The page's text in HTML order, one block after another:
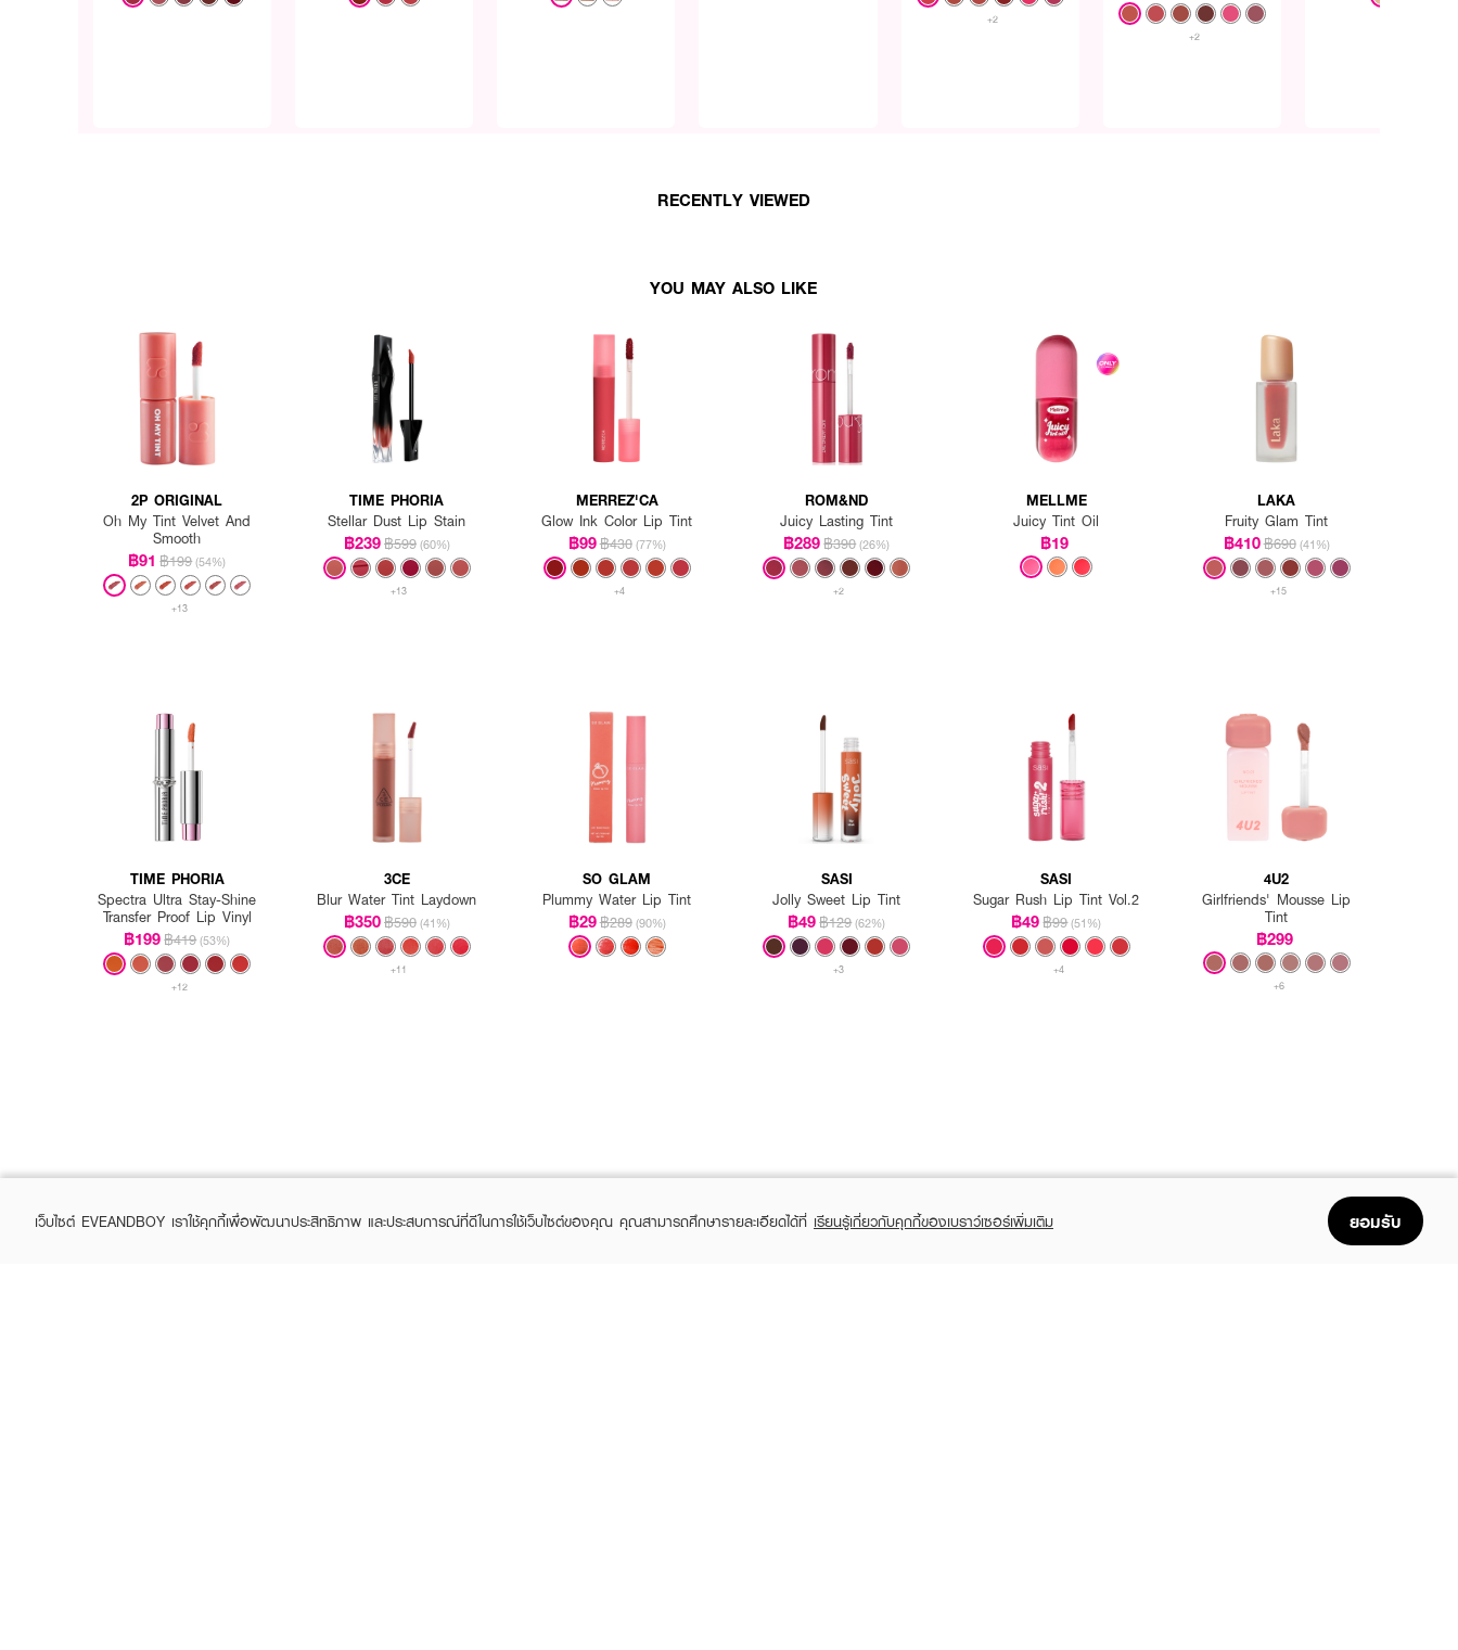
+2
+2
RECENTLY VIEWED
YOU MAY ALSO LIKE
2P ORIGINAL
Oh My Tint Velvet And
Smooth
฿91 ฿199 (54%)
+13
TIME PHORIA
Stellar Dust Lip Stain
฿239฿599 (60%)
+13
MERREZ'CA
Glow Ink Color Lip Tint
฿99฿430 (77%)
+4
ROM&ND
Juicy Lasting Tint
฿289฿390 (26%)
+2
MELLME
Juicy Tint Oil
฿19
LAKA
Fruity Glam Tint
฿410฿690 (41%)
+15
TIME PHORIA
Spectra Ultra Stay-Shine
Transfer Proof Lip Vinyl
฿199฿419 (53%)
+12
3CE
Blur Water Tint Laydown
฿350฿590 (41%)
+11
SO GLAM
Plummy Water Lip Tint
฿29฿289 (90%)
SASI
Jolly Sweet Lip Tint
฿49฿129 (62%)
+3
SASI
Sugar Rush Lip Tint Vol.2
฿49฿99 (51%)
+4
4U2
Girlfriends' Mousse Lip
Tint
฿299
+6
เว็บไซต์ EVEANDBOY เราใช้คุกกี้เพื่อพัฒนาประสิทธิภาพ และประสบการณ์ที่ดีในการใช้เว็บไซต์ของคุณ คุณสามารถศึกษารายละเอียดได้ที่ เรียนรู้เกี่ยวกับคุกกี้ของเบราว์เซอร์เพิ่มเติม ยอมรับ